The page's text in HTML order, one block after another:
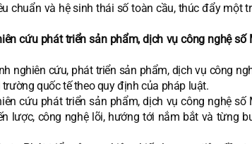
chuẩn và hệ sinh thái số toàn cầu, thúc đẩy một
cứu phát triển sản phẩm, dịch vụ công nghệ số
nghiên cứu, phát triển sản phẩm, dịch vụ công
quốc tế theo quy định của pháp luật.
cứu phát triển sản phẩm, dịch vụ công nghệ số
lược, công nghệ lõi, hướng tới nắm bắt và từng